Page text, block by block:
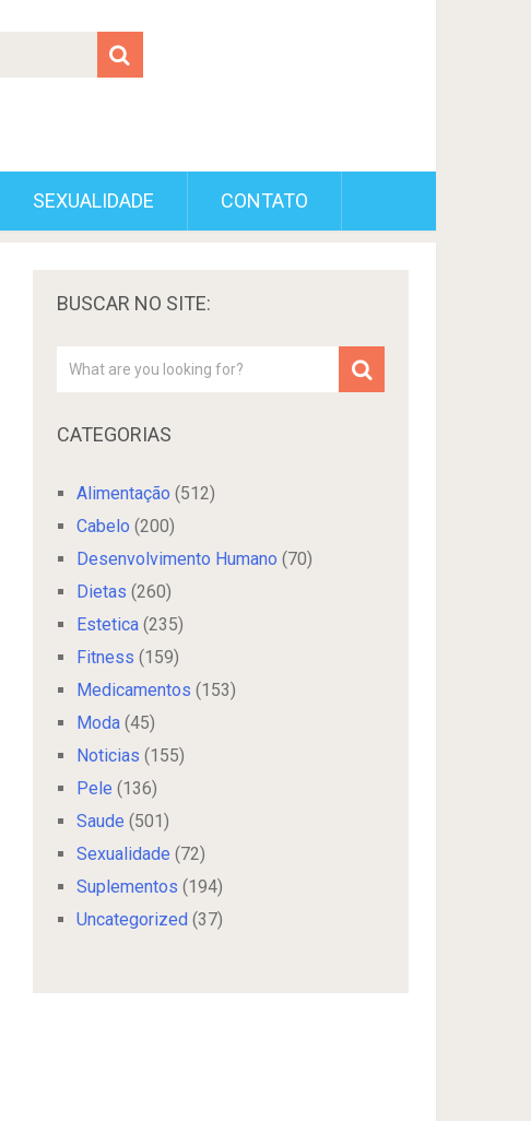
SEXUALIDADE CONTATO
BUSCAR NO SITE:
CATEGORIAS
Alimentação (512)
Cabelo (200)
Desenvolvimento Humano (70)
Dietas (260)
Estetica (235)
Fitness (159)
Medicamentos (153)
Moda (45)
Noticias (155)
Pele (136)
Saude (501)
Sexualidade (72)
Suplementos (194)
Uncategorized (37)